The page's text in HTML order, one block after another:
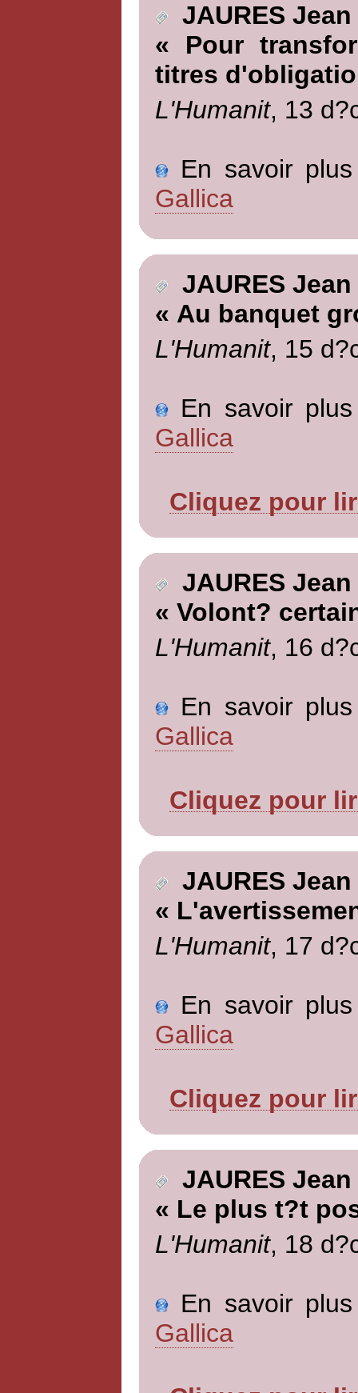
JAURES Jean
« Pour
titres
L'Humanit, 13
En savoir
Gallica
JAURES Jean
« Au banquet
L'Humanit, 15
En savoir
Gallica
Cliquez pour
JAURES Jean
« Volont?
L'Humanit, 16
En savoir
Gallica
Cliquez pour
JAURES Jean
«
L'Humanit, 17
En savoir
Gallica
Cliquez pour
JAURES Jean
« Le plus t?t
L'Humanit, 18
En savoir
Gallica